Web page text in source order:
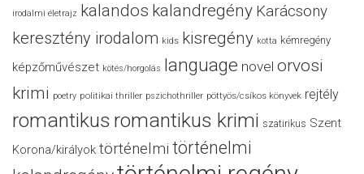
irodalmi életrajz kalandos kalandregény Karácsony
keresztény irodalom kids kisregény kotta kémregény
képzőművészet kötés/horgolás language novel orvosi
krimi poetry politikai thriller pszichothriller pöttyös/csíkos könyvek rejtély
romantikus romantikus krimi szatirikus Szent
Korona/királyok történelmi történelmi